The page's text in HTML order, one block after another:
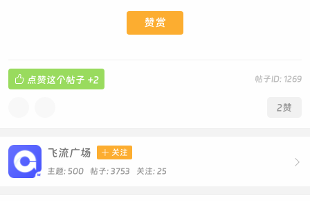
赞赏
帖子ID: 1269
 点赞这个帖子 +2
2赞

飞流广场  关注
主题: 500 帖子: 3753 关注: 25